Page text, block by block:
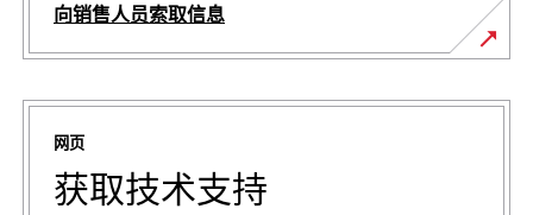
向销售人员索取信息
网页
获取技术支持